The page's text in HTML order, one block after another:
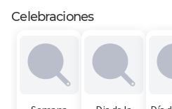
Celebraciones